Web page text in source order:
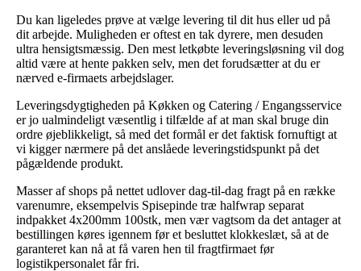
Du kan ligeledes prøve at vælge levering til dit hus eller ud på
dit arbejde. Muligheden er oftest en tak dyrere, men desuden
ultra hensigtsmæssig. Den mest letkøbte leveringsløsning vil dog
altid være at hente pakken selv, men det forudsætter at du er
nærved e-firmaets arbejdslager.
Leveringsdygtigheden på Køkken og Catering / Engangsservice
er jo ualmindeligt væsentlig i tilfælde af at man skal bruge din
ordre øjeblikkeligt, så med det formål er det faktisk fornuftigt at
vi kigger nærmere på det anslåede leveringstidspunkt på det
pågældende produkt.
Masser af shops på nettet udlover dag-til-dag fragt på en række
varenumre, eksempelvis Spisepinde træ halfwrap separat
indpakket 4x200mm 100stk, men vær vagtsom da det antager at
bestillingen køres igennem før et besluttet klokkeslæt, så at de
garanteret kan nå at få varen hen til fragtfirmaet før
logistikpersonalet får fri.